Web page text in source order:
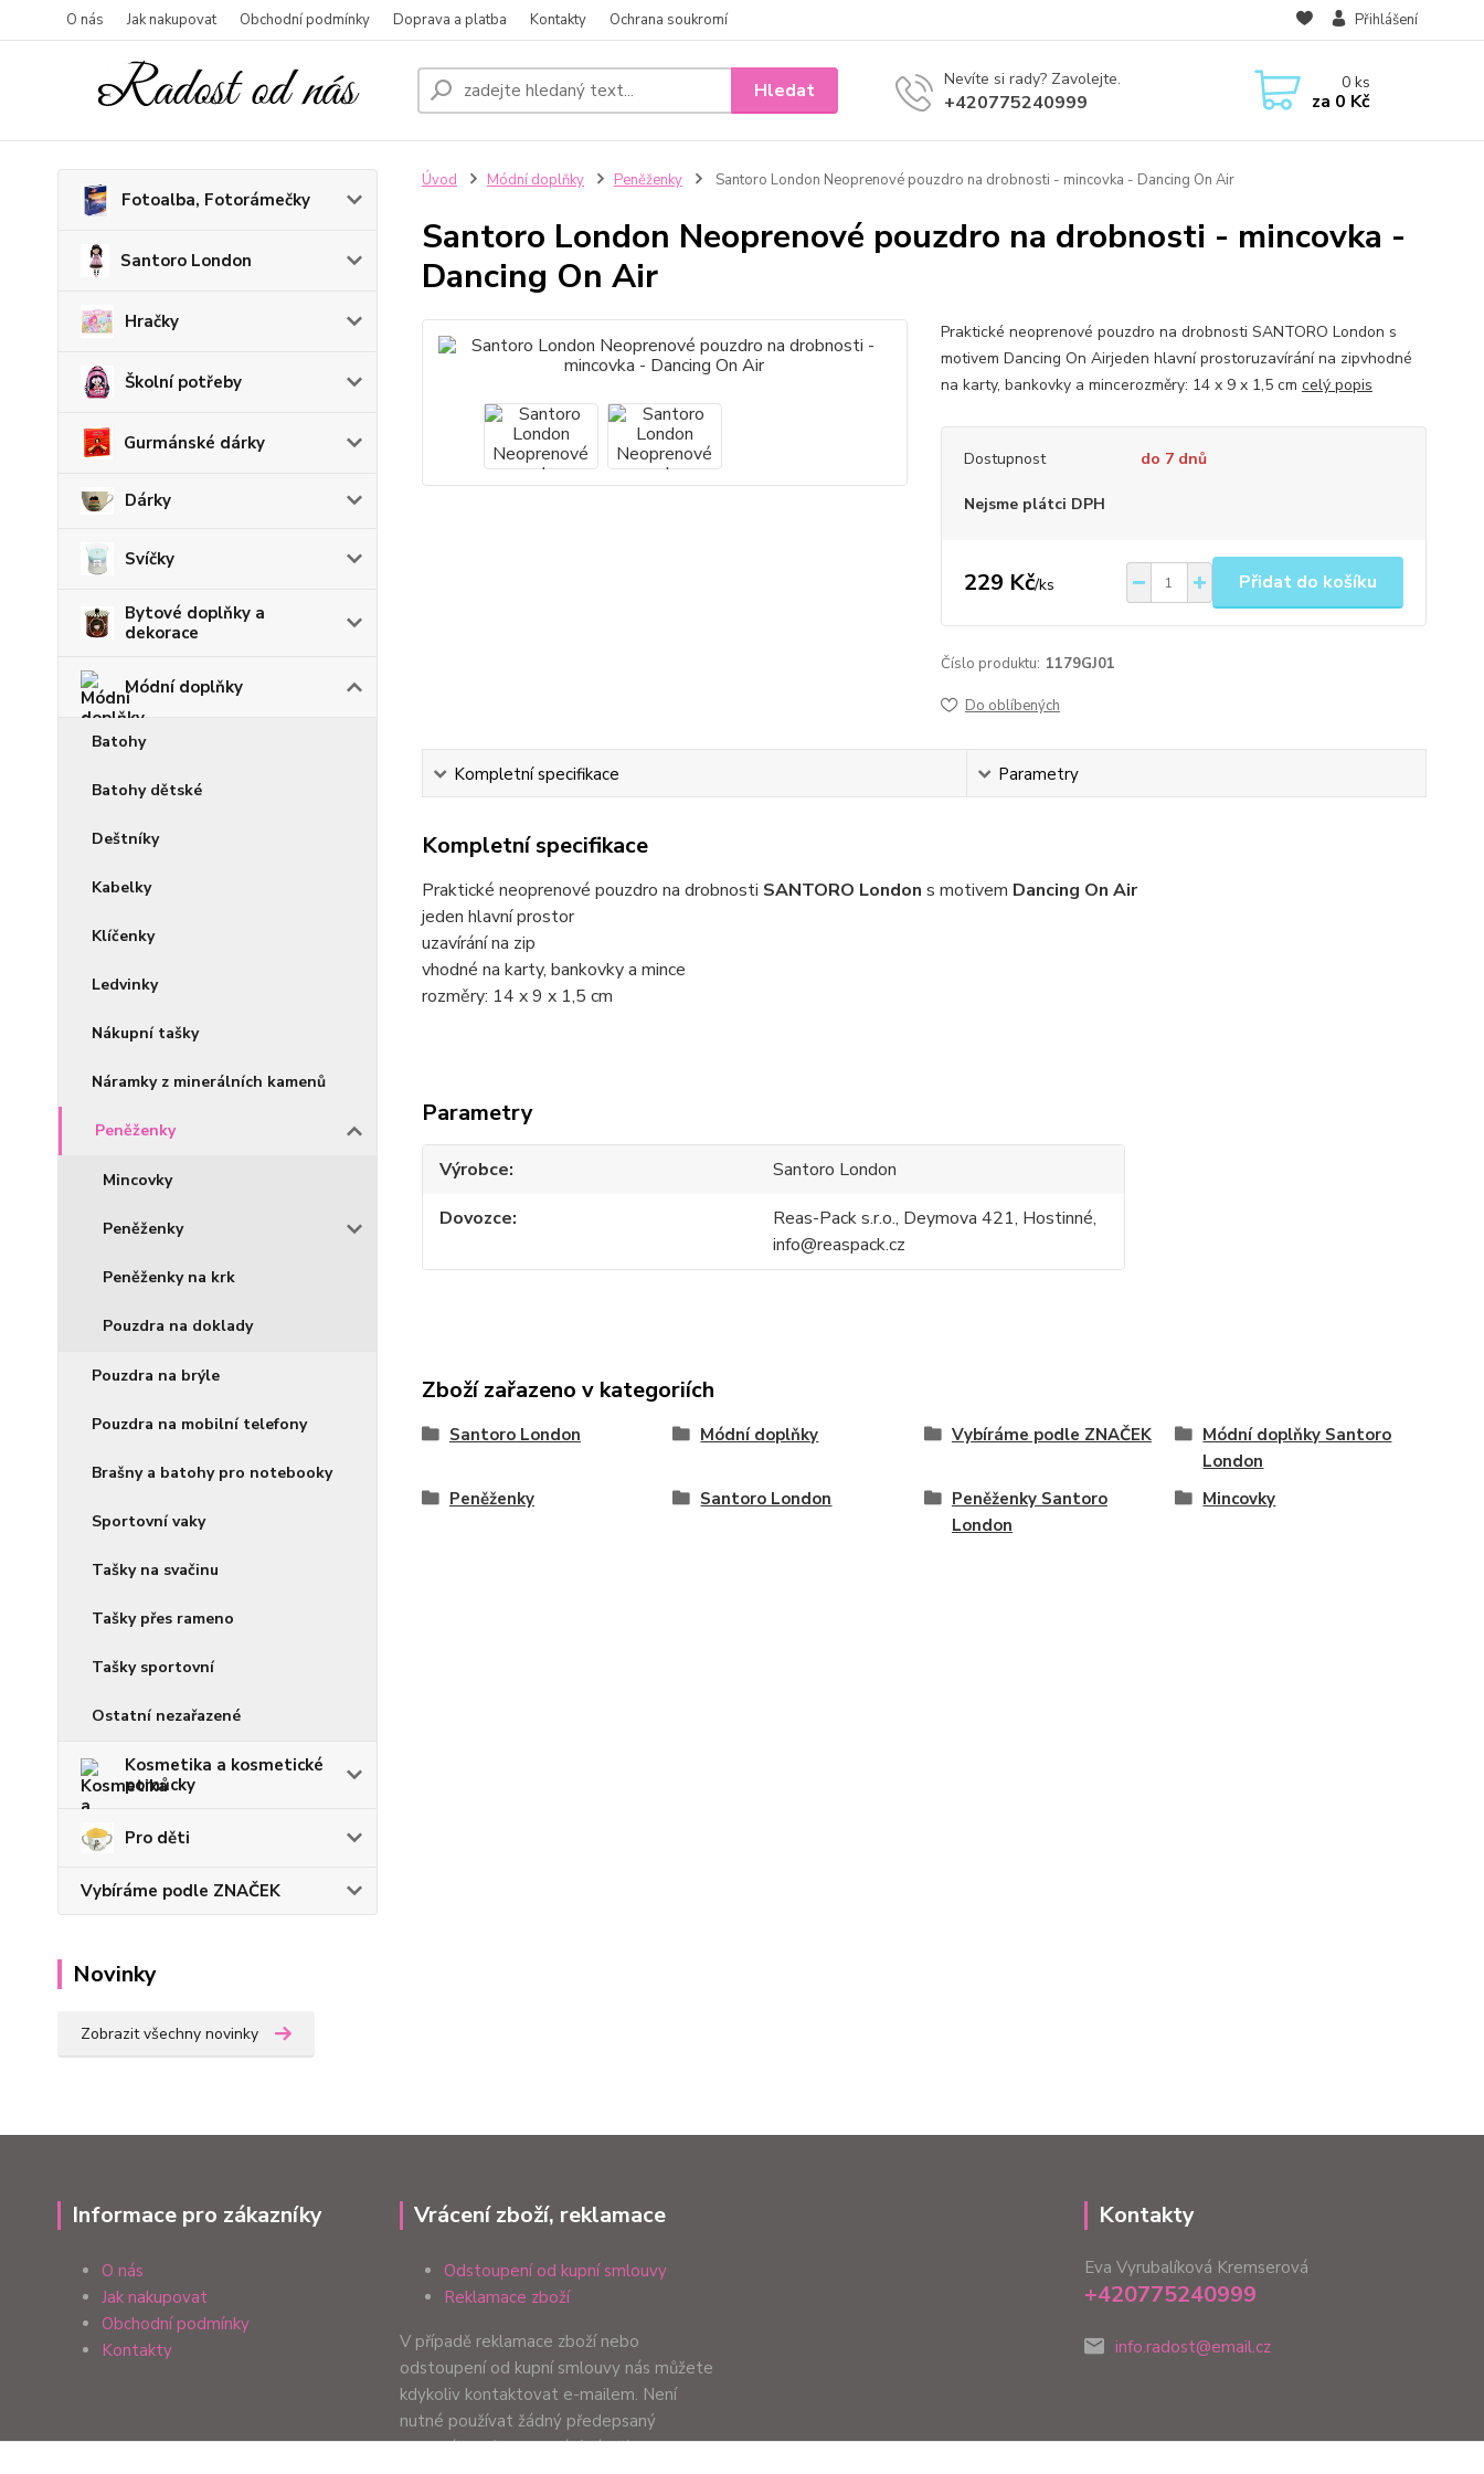
O nás Jak nakupovat Obchodní podmínky Doprava a platba Kontakty Ochrana soukromí Přihlášení
Hledat Nevíte si rady? Zavolejte.
+420775240999
0ks
za 0 Kč
Fotoalba, Fotorámečky
Santoro London
Hračky
Školní potřeby
Gurmánské dárky
Dárky
Svíčky
Bytové doplňky a
dekorace
Módní doplňky
Batohy
Batohy dětské
Deštníky
Kabelky
Klíčenky
Ledvinky
Nákupní tašky
Náramky z minerálních kamenů
Peněženky
Mincovky
Peněženky
Peněženky na krk
Pouzdra na doklady
Pouzdra na brýle
Pouzdra na mobilní telefony
Brašny a batohy pro notebooky
Sportovní vaky
Tašky na svačinu
Tašky přes rameno
Tašky sportovní
Ostatní nezařazené
Kosmetika a kosmetické
pomůcky
Pro děti
Vybíráme podle ZNAČEK
Novinky
Zobrazit všechny novinky
Úvod Módní doplňky Peněženky Santoro London Neoprenové pouzdro na drobnosti - mincovka - Dancing On Air
Santoro London Neoprenové pouzdro na drobnosti - mincovka -
Dancing On Air
Praktické neoprenové pouzdro na drobnosti SANTORO London s
motivem Dancing On Airjeden hlavní prostoruzavírání na zipvhodné
na karty, bankovky a mincerozměry: 14 x 9 x 1,5 cm celý popis
Dostupnost do 7 dnů
Nejsme plátci DPH
229 Kč/ks Přidat do košíku
Číslo produktu: 1179GJ01
Do oblíbených
Kompletní specifikace Parametry
Kompletní specifikace
Praktické neoprenové pouzdro na drobnosti SANTORO London s motivem Dancing On Air
jeden hlavní prostor
uzavírání na zip
vhodné na karty, bankovky a mince
rozměry: 14 x 9 x 1,5 cm
Parametry
Výrobce
Santoro London
Dovozce
Reas-Pack s.r.o., Deymova 421, Hostinné,
info@reaspack.cz
Zboží zařazeno v kategoriích
Santoro London Módní doplňky Vybíráme podle ZNAČEK
Módní doplňky Santoro
London
Peněženky
Santoro London
Peněženky Santoro
London
Mincovky
Informace pro zákazníky
O nás
Jak nakupovat
Obchodní podmínky
Kontakty
Vrácení zboží, reklamace
Odstoupení od kupní smlouvy
Reklamace zboží
V případě reklamace zboží nebo
odstoupení od kupní smlouvy nás můžete
kdykoliv kontaktovat e-mailem. Není
nutné používat žádný předepsaný
formulář. Způsob podání záleží pouze na
Kontakty
Eva Vyrubalíková Kremserová
+420775240999
info.radost@email.cz